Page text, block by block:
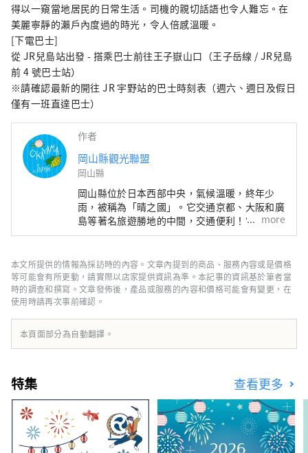
得以一窺當地居民的日常生活。司機的親切話語也令人難忘。在
美麗寧靜的瀨戶內度過的時光，令人倍感溫暖。
[下電巴士]
從 JR兒島站出發 - 搭乘巴士前往王子嶽山口（王子岳線 / JR兒島
前 4 號巴士站）
※請確認最新的開往 JR 宇野站的巴士時刻表（週六、週日及假日
僅有一班直達巴士）
作者
岡山縣觀光聯盟
岡山縣
岡山縣位於日本西部中央，氣候溫暖​​，終年少
雨，被稱為「晴之國」。它交通京都、大阪和廣
島等著名旅遊勝地的中間，交通便利！它也是經
由瀨戶通往四國的門戶。 岡山縣也被稱為“水
水果，無論甜度、香氣還是風味，都是最高品質
的。 您可以品嚐白桃、麝香葡萄、先鋒葡萄等
當季水果！ 岡山還擁有世界級的旅遊景點，包
括岡山城、日本三大名園之一的岡山後樂園以及
擁有歷史、文化和藝術的倉敷美觀地區！
more
本文所提供的情報為採訪時的內容。文章內提到的商品、服務內容或是價格
等可能會有所更動，請實際以店家提供資訊為準。本記事的資訊基於筆者當
時的調查和撰寫。文章發佈後，產品或服務的內容和價格可能會有變更，在
使用時請再次事前確認。
本頁面部分為自動翻譯。
特集 查看更多